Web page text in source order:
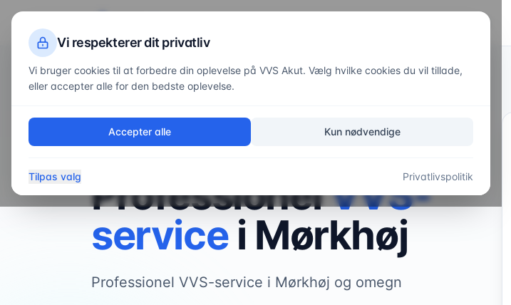
Forside/ Områder/Mørkhøj
VVS-service iMørkhøj
ProfessionelVVS-
servicei Mørkhøj
Professionel VVS-service i Mørkhøj og omegn
Vi respekterer dit privatliv
Vi bruger cookies til at forbedre din oplevelse på VVS Akut. Vælg hvilke cookies du vil tillade,
eller accepter alle for den bedste oplevelse.
Accepter alle Kun nødvendige
Tilpas valg Privatlivspolitik